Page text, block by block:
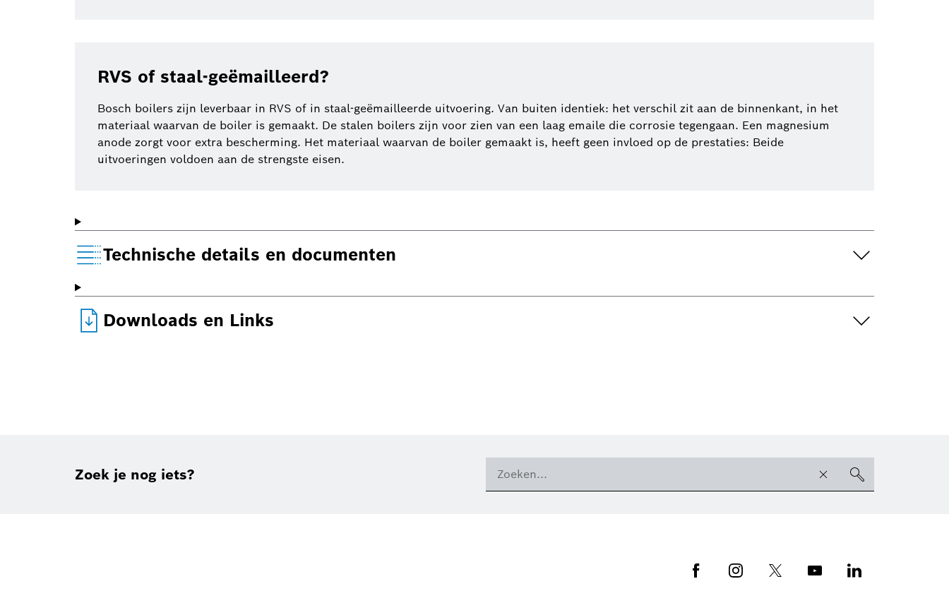
RVS of staal-geëmailleerd?
Bosch boilers zijn leverbaar in RVS of in staal-geëmailleerde uitvoering. Van buiten identiek: het verschil zit aan de binnenkant, in het
materiaal waarvan de boiler is gemaakt. De stalen boilers zijn voor zien van een laag emaile die corrosie tegengaan. Een magnesium
anode zorgt voor extra bescherming. Het materiaal waarvan de boiler gemaakt is, heeft geen invloed op de prestaties: Beide
uitvoeringen voldoen aan de strengste eisen.
Technische details en documenten
Downloads en Links
Zoek je nog iets?